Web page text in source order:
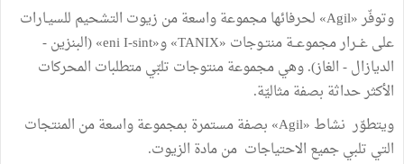
وتوفّر «Agil» لحرفائها مجموعة واسعة من زيوت التشحيم للسيـارات
على غــرار مجموعــة منتـوجات «TANIX» و«eni I-sint» (البنزين -
الديازال - الغاز). وهي مجموعة منتوجات تلبّي متطلبات المحركات
الأكثر حداثة بصفة مثاليّة.
ويتطوّر نشاط «Agil» بصفة مستمرة بمجموعة واسعة من المنتجات
التي تلبي جميع الاحتياجات من مادة الزيوت.